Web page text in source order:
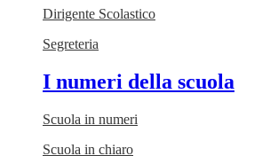
Dirigente Scolastico
Segreteria
I numeri della scuola
Scuola in numeri
Scuola in chiaro